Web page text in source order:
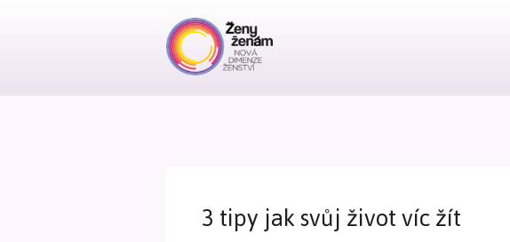
3 tipy jak svůj život víc žít